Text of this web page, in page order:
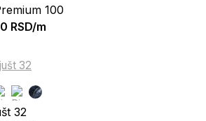
100
RSD/m
32